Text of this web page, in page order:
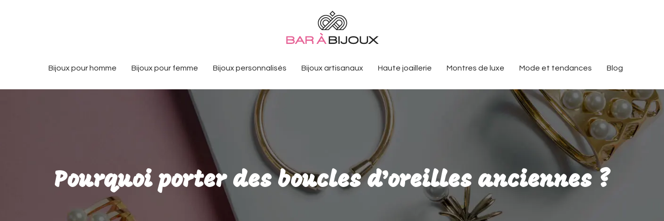
Bijoux pour homme Bijoux pour femme Bijoux personnalisés Bijoux artisanaux Haute joaillerie Montres de luxe Mode et tendances Blog
Pourquoi porter des boucles d’oreilles anciennes ?